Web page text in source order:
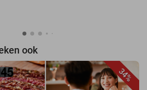
ook
34%